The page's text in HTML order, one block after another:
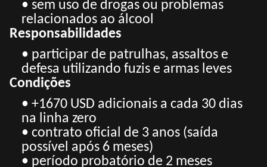
• sem uso de drogas ou problemas
relacionados ao álcool
Responsabilidades
• participar de patrulhas, assaltos e
defesa utilizando fuzis e armas leves
Condições
• +1670 USD adicionais a cada 30 dias
na linha zero
• contrato oficial de 3 anos (saída
possível após 6 meses)
• período probatório de 2 meses